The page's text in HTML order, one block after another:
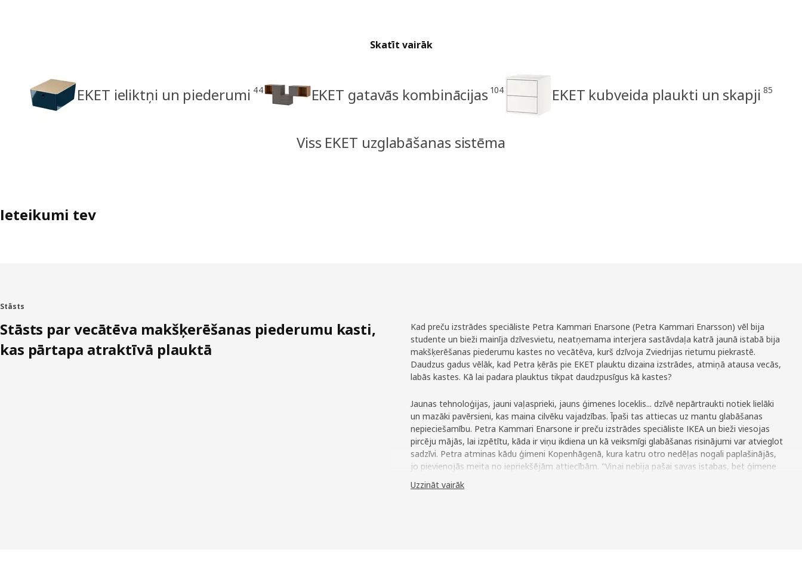
Skatīt vairāk
EKET ieliktņi un piederumi 44 EKET gatavās kombinācijas 104 EKET kubveida plaukti un skapji 85
Viss EKET uzglabāšanas sistēma
Ieteikumi tev
Stāsts
Stāsts par vecātēva makšķerēšanas piederumu kasti,
kas pārtapa atraktīvā plauktā
Kad preču izstrādes speciāliste Petra Kammari Enarsone (Petra Kammari Enarsson) vēl bija
studente un bieži mainīja dzīvesvietu, neatņemama interjera sastāvdaļa katrā jaunā istabā bija
makšķerēšanas piederumu kastes no vecātēva, kurš dzīvoja Zviedrijas rietumu piekrastē.
Daudzus gadus vēlāk, kad Petra ķērās pie EKET plauktu dizaina izstrādes, atmiņā atausa vecās,
labās kastes. Kā lai padara plauktus tikpat daudzpusīgus kā kastes?
Jaunas tehnoloģijas, jauni vaļasprieki, jauns ģimenes loceklis... dzīvē nepārtraukti notiek lielāki
un mazāki pavērsieni, kas maina cilvēku vajadzības. Īpaši tas attiecas uz mantu glabāšanas
nepieciešamību. Petra Kammari Enarsone ir preču izstrādes speciāliste IKEA un bieži viesojas
pircēju mājās, lai izpētītu, kāda ir viņu ikdiena un kā veiksmīgi glabāšanas risinājumi var atvieglot
sadzīvi. Petra atminas kādu ģimeni Kopenhāgenā, kura katru otro nedēļas nogali paplašinājās,
jo pievienojās meita no iepriekšējām attiecībām. "Viņai nebija pašai savas istabas, bet ģimene
bija atradusi risinājumu, iekārtojot augsto gultu dzīvojamā istabā, un meitenes mantas saliekot
lādē uz grīdas." Petra uzskata, ka tas ir labs piemērs mūsdienu dzīves modelim, kad arvien
Uzzināt vairāk